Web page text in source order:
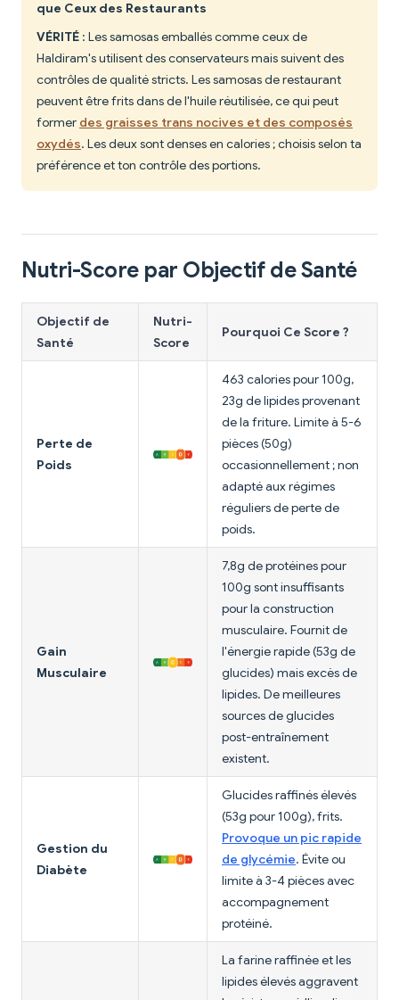
que Ceux des Restaurants
VÉRITÉ : Les samosas emballés comme ceux de
Haldiram's utilisent des conservateurs mais suivent des
contrôles de qualité stricts. Les samosas de restaurant
peuvent être frits dans de l'huile réutilisée, ce qui peut
former des graisses trans nocives et des composés
oxydés. Les deux sont denses en calories ; choisis selon ta
préférence et ton contrôle des portions.
Nutri-Score par Objectif de Santé
Objectif de
Santé
Nutri-
Score
Pourquoi Ce Score ?
Perte de
Poids
463 calories pour 100g,
23g de lipides provenant
de la friture. Limite à 5-6
pièces (50g)
occasionnellement ; non
adapté aux régimes
réguliers de perte de
poids.
Gain
Musculaire
7,8g de protéines pour
100g sont insuffisants
pour la construction
musculaire. Fournit de
l'énergie rapide (53g de
glucides) mais excès de
lipides. De meilleures
sources de glucides
post-entraînement
existent.
Gestion du
Diabète
Glucides raffinés élevés
(53g pour 100g), frits.
Provoque un pic rapide
de glycémie. Évite ou
limite à 3-4 pièces avec
accompagnement
protéiné.
La farine raffinée et les
lipides élevés aggravent